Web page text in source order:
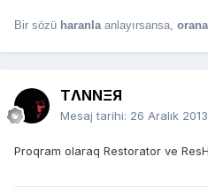
Bir sözü haranla anlayırsansa, orana
TΛNNΞЯ
Mesaj tarihi: 26 Aralık 2013
Proqram olaraq Restorator ve